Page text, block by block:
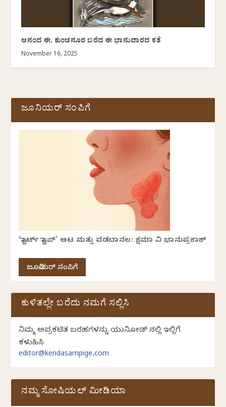
ಆನಂದ ಈ. ಕುಂಚನೂರ ಬರೆದ ಈ ಭಾನುವಾರದ ಕತೆ
November 16, 2025
ಜೂನಿಯರ್ ಸಂಪಿಗೆ
‘ಸ್ಟಾರ್ಟ್ ಸ್ಟಾಪ್’ ಆಟ ಮತ್ತು ವಡಬಾನಲ: ಕ್ಷಮಾ ವಿ ಭಾನುಪ್ರಕಾಶ್
ಜೂನಿಯರ್ ಸಂಪಿಗೆ
ಕುಳಿತಲ್ಲೇ ಬರೆದು ನಮಗೆ ಸಲ್ಲಿಸಿ
ನಿಮ್ಮ ಅಪ್ರಕಟಿತ ಬರಹಗಳನ್ನು ಯುನಿಕೋಡ್ ನಲ್ಲಿ ಇಲ್ಲಿಗೆ
ಕಳುಹಿಸಿ
editor@kendasampige.com
ನಮ್ಮ ಸೋಷಿಯಲ್‌ ಮೀಡಿಯಾ